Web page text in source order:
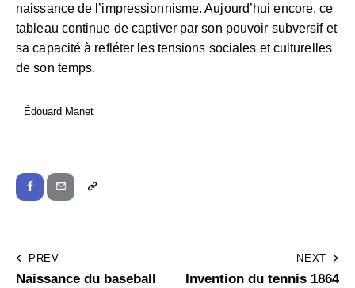
naissance de l’impressionnisme. Aujourd’hui encore, ce
tableau continue de captiver par son pouvoir subversif et
sa capacité à refléter les tensions sociales et culturelles
de son temps.
Édouard Manet
PREV
Naissance du baseball
NEXT
Invention du tennis 1864